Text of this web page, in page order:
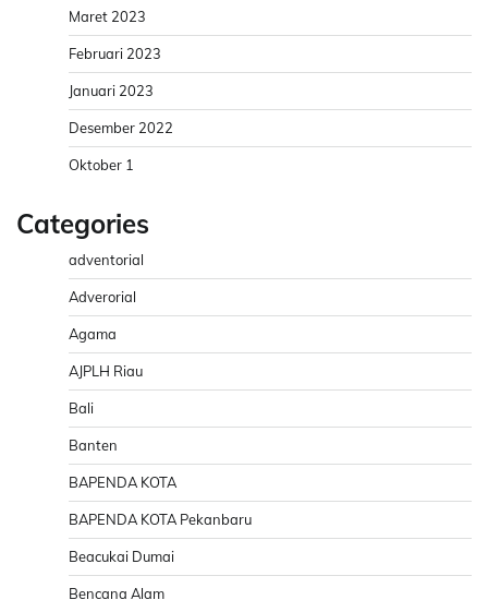
Maret 2023
Februari 2023
Januari 2023
Desember 2022
Oktober 1
Categories
adventorial
Adverorial
Agama
AJPLH Riau
Bali
Banten
BAPENDA KOTA
BAPENDA KOTA Pekanbaru
Beacukai Dumai
Bencana Alam